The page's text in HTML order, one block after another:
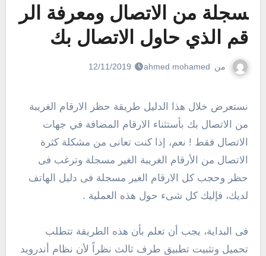
سجلة من الاتصال ومعرفة الر
قم الذي حاول الاتصال بك
من ahmed mohamed
12/11/2019
نستعرض خلال هذا الدليل طريقة حظر الارقام الغريبة
من الاتصال بك بأستثناء الارقام المضافة في جهات
الاتصال فقط ! نعم، إذا كنت تعانى من مشكلة كثرة
الاتصال من الأرقام الغريبة الغير مسجلة وترغب فى
حظر وحجب كل الارقام الغير مسجلة فى دليل الهاتف
لديك، فإليك كل شىء حول هذه العملية .
فى البداية، يجب أن تعلم بأن هذه الطريقة تتطلب
تحميل وتثبيت تطبيق طرف ثالث نظراً لأن نظام أندرويد